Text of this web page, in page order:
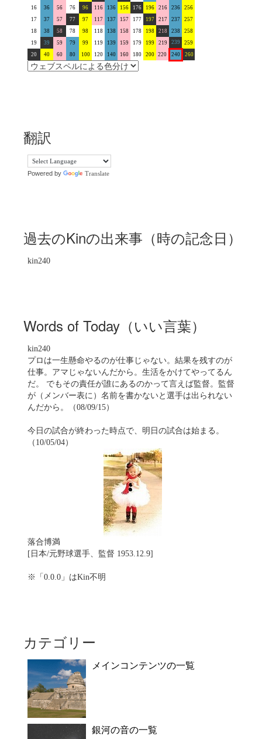
16
36 56 76 96 116 136 156 176 196 216 236
256
17
37 57 77 97 117 137 157 177 197 217 237
257
18
38 58 78 98 118 138 158 178 198 218 238
258
19
39 59 79 99 119 139 159 179 199 219 239
259
20
40 60 80 100 120 140 160 180 200 220 240 260
翻訳
Powered by Translate
過去のKinの出来事（時の記念日）
kin240
Words of Today（いい言葉）
kin240
プロは一生懸命やるのが仕事じゃない。結果を残すのが
仕事。アマじゃないんだから。生活をかけてやってるん
だ。 でもその責任が誰にあるのかって言えば監督。監督
が（メンバー表に）名前を書かないと選手は出られない
んだから。（08/09/15）
今日の試合が終わった時点で、明日の試合は始まる。
（10/05/04）
落合博満
[日本/元野球選手、監督 1953.12.9]
※「0.0.0」はKin不明
カテゴリー
メインコンテンツの一覧
銀河の音の一覧